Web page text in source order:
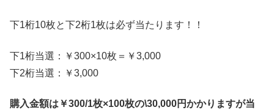
下1桁10枚と下2桁1枚は必ず当たります！！
下1桁当選：￥300×10枚＝￥3,000
下2桁当選：￥3,000
購入金額は￥300/1枚×100枚の\30,000円かかりますが当